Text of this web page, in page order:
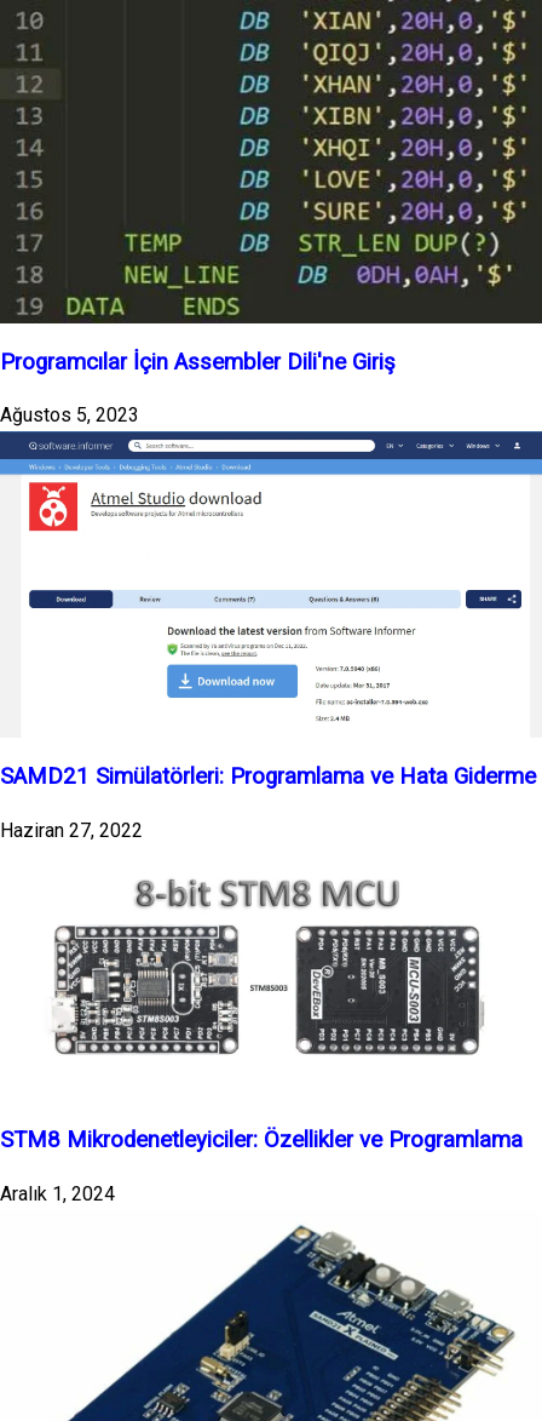
Programcılar İçin Assembler Dili'ne Giriş
Ağustos 5, 2023
SAMD21 Simülatörleri: Programlama ve Hata Giderme
Haziran 27, 2022
STM8 Mikrodenetleyiciler: Özellikler ve Programlama
Aralık 1, 2024